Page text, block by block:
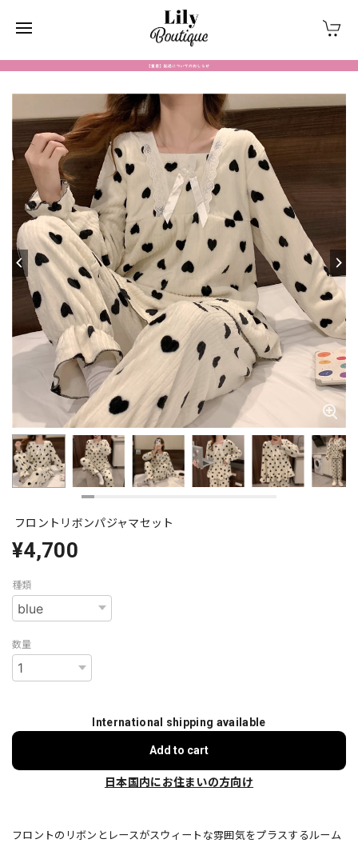
フロントリボンパジャマセット
¥4,700
種類
数量
International shipping available
Add to cart
日本国内にお住まいの方向け
フロントのリボンとレースがスウィートな雰囲気をプラスするルーム